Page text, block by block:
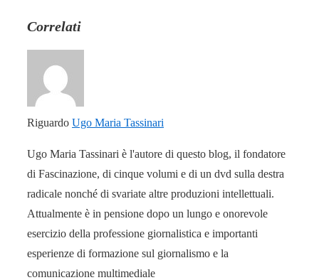
Correlati
Riguardo Ugo Maria Tassinari
Ugo Maria Tassinari è l'autore di questo blog, il fondatore
di Fascinazione, di cinque volumi e di un dvd sulla destra
radicale nonché di svariate altre produzioni intellettuali.
Attualmente è in pensione dopo un lungo e onorevole
esercizio della professione giornalistica e importanti
esperienze di formazione sul giornalismo e la
comunicazione multimediale